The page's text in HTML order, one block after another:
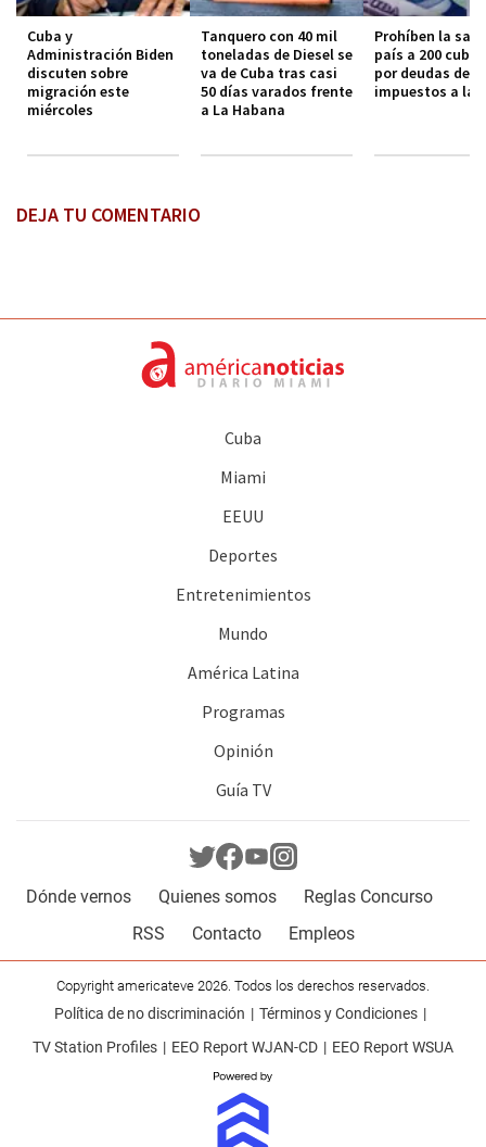
Cuba y
Administración Biden
discuten sobre
migración este
miércoles
Tanquero con 40 mil
toneladas de Diesel se
va de Cuba tras casi
50 días varados frente
a La Habana
Prohíben la
país a 200
por deudas de
impuestos a la
DEJA TU COMENTARIO
Cuba
Miami
EEUU
Deportes
Entretenimientos
Mundo
América Latina
Programas
Opinión
Guía TV
Dónde vernos Quienes somos
Reglas Concurso
RSS
Contacto Empleos
Copyright americateve 2026. Todos los derechos reservados.
Política de no discriminación
Términos y Condiciones
TV Station Profiles
EEO Report WJAN-CD EEO Report WSUA